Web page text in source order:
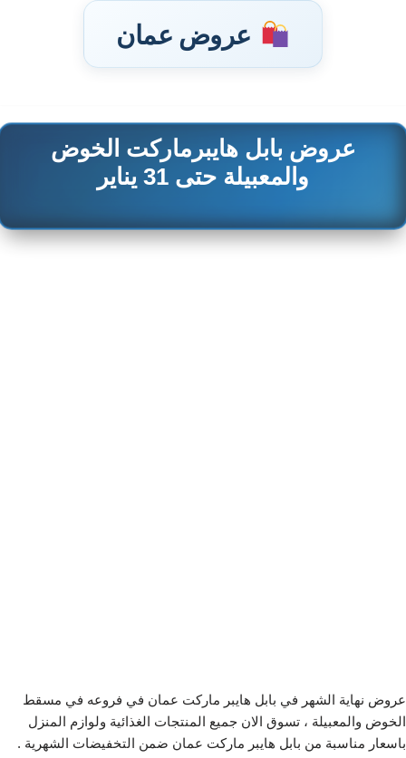
عروض عمان
عروض بابل هايبرماركت الخوض
والمعبيلة حتى 31 يناير
عروض نهاية الشهر في بابل هايبر ماركت عمان في فروعه في مسقط
الخوض والمعبيلة ، تسوق الان جميع المنتجات الغذائية ولوازم المنزل
باسعار مناسبة من بابل هايبر ماركت عمان ضمن التخفيضات الشهرية .